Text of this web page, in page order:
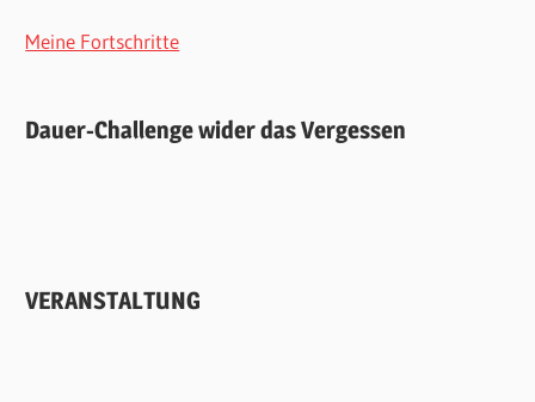
Meine Fortschritte
Dauer-Challenge wider das Vergessen
VERANSTALTUNG